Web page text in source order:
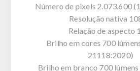
Número de pixels 2.073.600
Resolução nativa
Relação de aspecto
Brilho em cores 700
21118:2020)
Brilho em branco 700